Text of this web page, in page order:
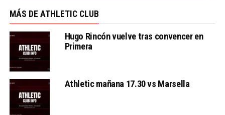
MÁS DE ATHLETIC CLUB
Hugo Rincón vuelve tras convencer en
Primera
Athletic mañana 17.30 vs Marsella